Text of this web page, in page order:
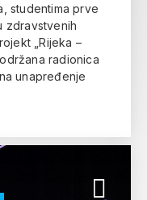
studentima prve
zdravstvenih
„Rijeka –
radionica
unapređenje